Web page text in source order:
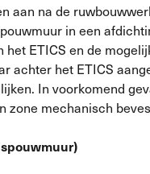
aan na de
in een
ETICS en de
achter het ETICS
In voorkomend
zone mechanisch